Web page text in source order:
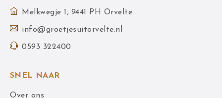
Melkwegje 1, 9441 PH Orvelte
info@groetjesuitorvelte.nl
0593 322400
SNEL NAAR
Over ons